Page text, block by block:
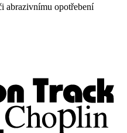
abrazivnímu opotřebení